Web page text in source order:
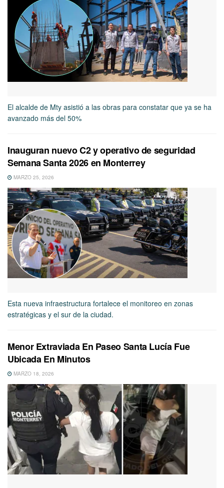
El alcalde de Mty asistió a las obras para constatar que ya se ha
avanzado más del 50%
Inauguran nuevo C2 y operativo de seguridad
Semana Santa 2026 en Monterrey
MARZO 25, 2026
Esta nueva infraestructura fortalece el monitoreo en zonas
estratégicas y el sur de la ciudad.
Menor Extraviada En Paseo Santa Lucía Fue
Ubicada En Minutos
MARZO 18, 2026